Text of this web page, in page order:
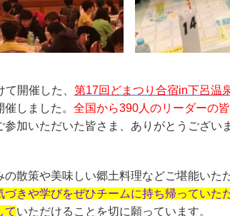
開催した、 第17回どまつり合宿in下呂温
しました。 全国から390人のリーダーの
加いただいた皆さま、ありがとうござい
散策や美味しい郷土料理などご堪能いた
づきや学びをぜひチームに持ち帰っていた
ていただけることを切に願っています。